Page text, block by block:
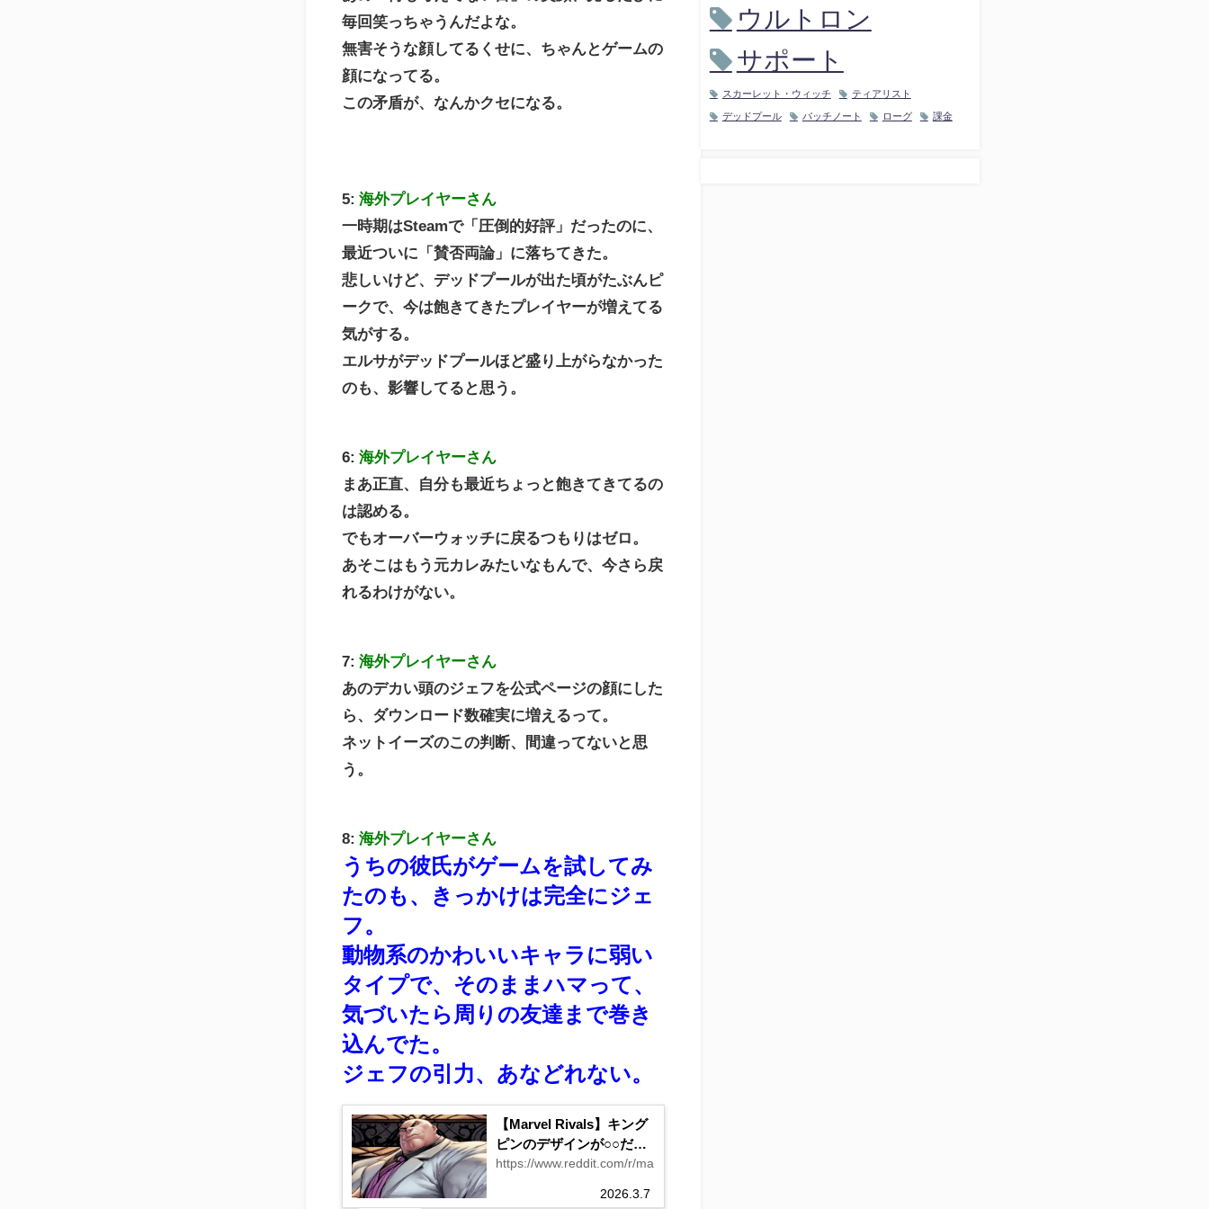
毎回笑っちゃうんだよな。
無害そうな顔してるくせに、ちゃんとゲームの
顔になってる。
この矛盾が、なんかクセになる。
5: 海外プレイヤーさん
一時期はSteamで「圧倒的好評」だったのに、
最近ついに「賛否両論」に落ちてきた。
悲しいけど、デッドプールが出た頃がたぶんピ
ークで、今は飽きてきたプレイヤーが増えてる
気がする。
エルサがデッドプールほど盛り上がらなかった
のも、影響してると思う。
6: 海外プレイヤーさん
まあ正直、自分も最近ちょっと飽きてきてるの
は認める。
でもオーバーウォッチに戻るつもりはゼロ。
あそこはもう元カレみたいなもんで、今さら戻
れるわけがない。
7: 海外プレイヤーさん
あのデカい頭のジェフを公式ページの顔にした
ら、ダウンロード数確実に増えるって。
ネットイーズのこの判断、間違ってないと思
う。
8: 海外プレイヤーさん
うちの彼氏がゲームを試してみ
たのも、きっかけは完全にジェ
フ。
動物系のかわいいキャラに弱い
タイプで、そのままハマって、
気づいたら周りの友達まで巻き
込んでた。
ジェフの引力、あなどれない。
【Marvel Rivals】キング
ピンのデザインが○○だっ
たら面白そうじゃね？
2026.3.7
https://www.reddit.com/r/marvelrivals/comments/1rmezk9/if_kingping_gonna_be_in_marvel_riva...
ウルトロン
サポート
スカーレット・ウィッチ ティアリスト
デッドプール パッチノート ローグ 課金